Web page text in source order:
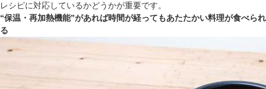
レシピに対応しているかどうかが重要です。
“保温・再加熱機能”があれば時間が経ってもあたたかい料理が食べられ
る